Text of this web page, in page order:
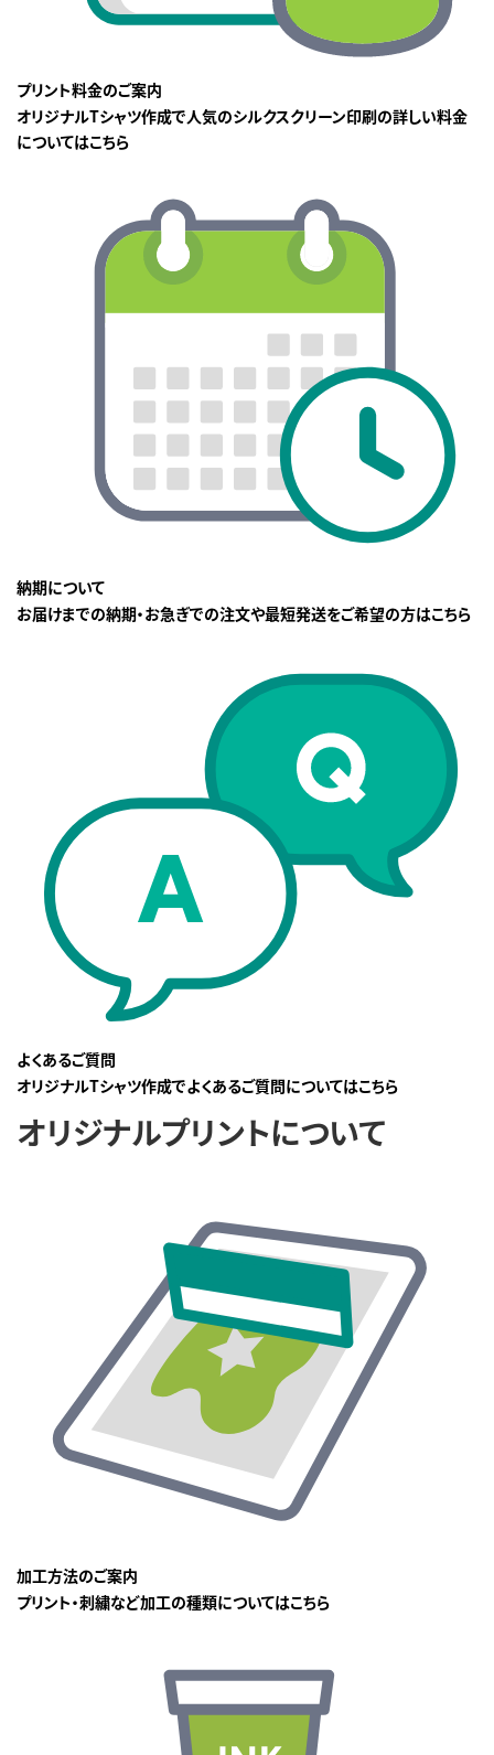
プリント料金のご案内
オリジナルTシャツ作成で人気のシルクスクリーン印刷の詳しい料金
についてはこちら
納期について
お届けまでの納期・お急ぎでの注文や最短発送をご希望の方はこちら
よくあるご質問
オリジナルTシャツ作成でよくあるご質問についてはこちら
オリジナルプリントについて
加工方法のご案内
プリント・刺繍など加工の種類についてはこちら